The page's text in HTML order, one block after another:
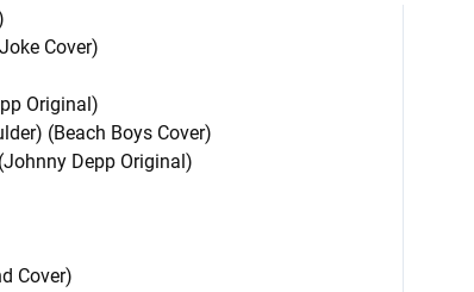
Cover)
Original)
(Beach Boys Cover)
Depp Original)
Cover)